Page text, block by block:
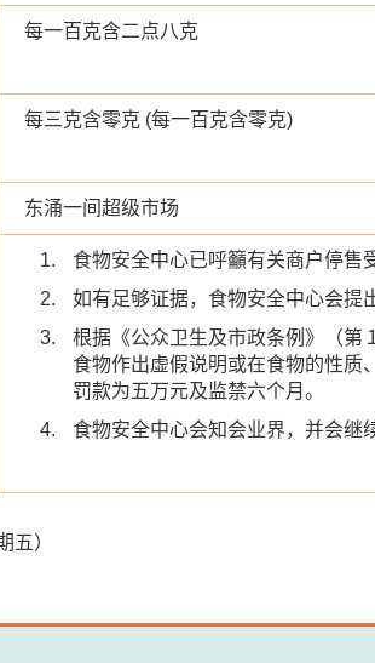
每一百克含二点八克
每三克含零克 (每一百克含零克)
东涌一间超级市场
食物安全中心已呼籲有关商户停售
如有足够证据，食物安全中心会提
根据《公众卫生及市政条例》（第
食物作出虚假说明或在食物的性质
罚款为五万元及监禁六个月。
食物安全中心会知会业界，并会继
五）